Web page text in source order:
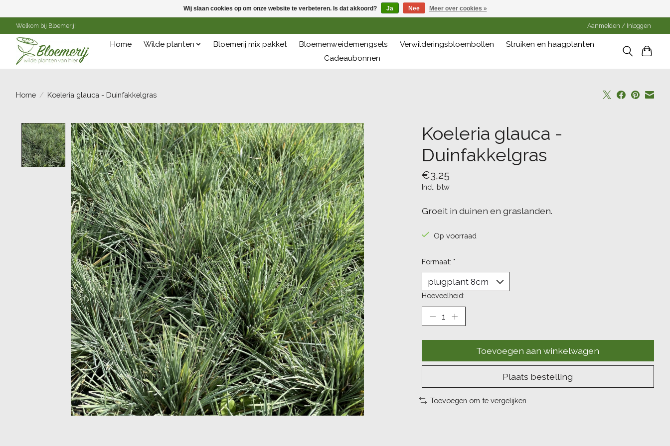
Welkom bij Bloemerij! Aanmelden / Inloggen
Home Wilde planten Bloemerij mix pakket Bloemenweidemengsels Verwilderingsbloembollen
Struiken en haagplanten
Cadeaubonnen
Home / Koeleria glauca - Duinfakkelgras
Product image slideshow Items
Koeleria glauca -
Duinfakkelgras
€3,25
Incl. btw
Groeit in duinen en graslanden.
Op voorraad
Formaat: *
Hoeveelheid:
Toevoegen aan winkelwagen
Plaats bestelling
Toevoegen om te vergelijken
Wij slaan cookies op om onze website te verbeteren. Is dat akkoord? Ja Nee Meer over cookies »